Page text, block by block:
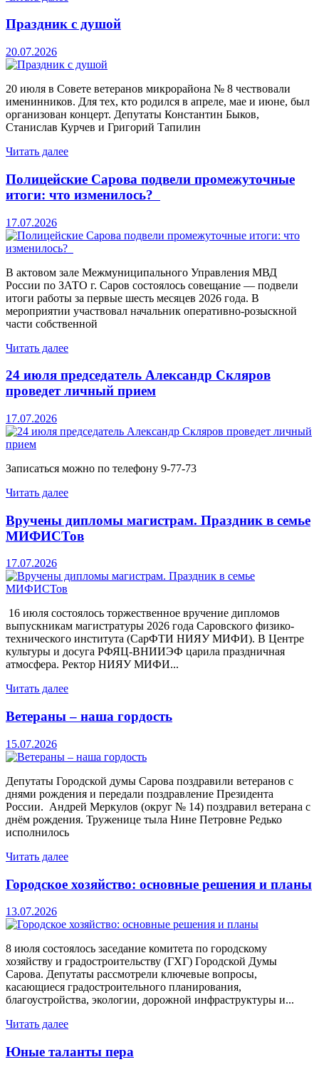
Праздник с душой
20.07.2026
20 июля в Совете ветеранов микрорайона № 8 чествовали
именинников. Для тех, кто родился в апреле, мае и июне, был
организован концерт. Депутаты Константин Быков,
Станислав Курчев и Григорий Тапилин
Читать далее
Полицейские Сарова подвели промежуточные
итоги: что изменилось?
17.07.2026
В актовом зале Межмуниципального Управления МВД
России по ЗАТО г. Саров состоялось совещание — подвели
итоги работы за первые шесть месяцев 2026 года. В
мероприятии участвовал начальник оперативно-розыскной
части собственной
Читать далее
24 июля председатель Александр Скляров
проведет личный прием
17.07.2026
Записаться можно по телефону 9-77-73
Читать далее
Вручены дипломы магистрам. Праздник в семье
МИФИСТов
17.07.2026
16 июля состоялось торжественное вручение дипломов
выпускникам магистратуры 2026 года Саровского физико-
технического института (СарФТИ НИЯУ МИФИ). В Центре
культуры и досуга РФЯЦ-ВНИИЭФ царила праздничная
атмосфера. Ректор НИЯУ МИФИ...
Читать далее
Ветераны – наша гордость
15.07.2026
Депутаты Городской думы Сарова поздравили ветеранов с
днями рождения и передали поздравление Президента
России. Андрей Меркулов (округ № 14) поздравил ветерана с
днём рождения. Труженице тыла Нине Петровне Редько
исполнилось
Читать далее
Городское хозяйство: основные решения и планы
13.07.2026
8 июля состоялось заседание комитета по городскому
хозяйству и градостроительству (ГХГ) Городской Думы
Сарова. Депутаты рассмотрели ключевые вопросы,
касающиеся градостроительного планирования,
благоустройства, экологии, дорожной инфраструктуры и...
Читать далее
Юные таланты пера